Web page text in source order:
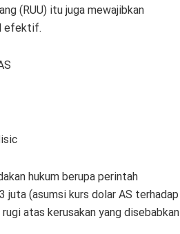
(RUU) itu juga mewajibkan
efektif.
hukum berupa perintah
juta (asumsi kurs dolar AS terhadap
atas kerusakan yang disebabkan